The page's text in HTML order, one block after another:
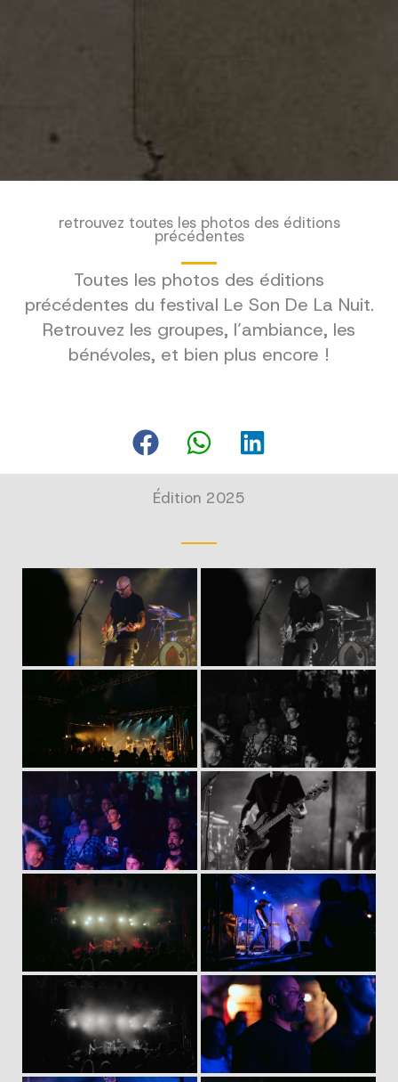
retrouvez toutes les photos des éditions
précédentes
Toutes les photos des éditions
précédentes du festival Le Son De La Nuit.
Retrouvez les groupes, l’ambiance, les
bénévoles, et bien plus encore !
Édition 2025